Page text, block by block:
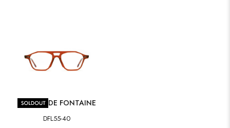
DE FONTAINE
DFL55-40